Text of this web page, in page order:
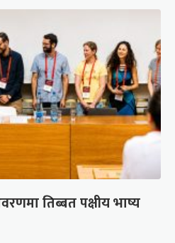
तिब्बत पक्षीय भाष्य